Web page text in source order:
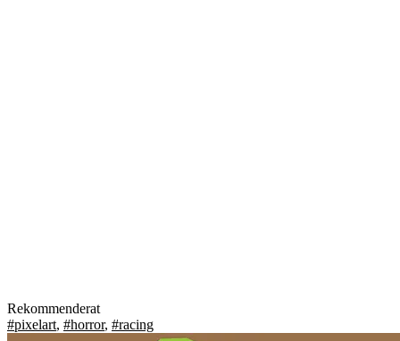
Rekommenderat
#pixelart, #horror, #racing